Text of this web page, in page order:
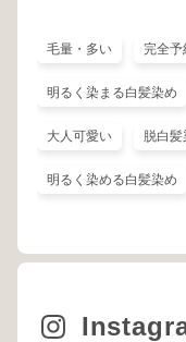
毛量・多い 完全予
明るく染まる白髪染め
大人可愛い 脱白
明るく染める白髪染め